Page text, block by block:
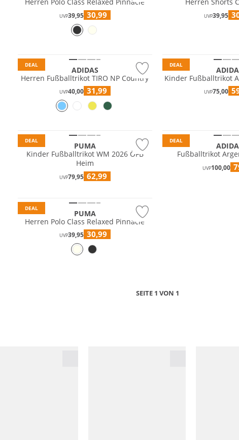
UVP39,95 30,99 UVP39,95
DEAL
ADIDAS
Herren Fußballtrikot TIRO NP Country
UVP40,00 31,99
DEAL
Kinder Fußballtrikot
UVP75,00
DEAL
PUMA
Kinder Fußballtrikot WM 2026 ÖFB
Heim
UVP79,95 62,99
DEAL
Fußballtrikot
UVP100,00
DEAL
PUMA
Herren Polo Class Relaxed Pinnacle
UVP39,95 30,99
SEITE 1 VON 1